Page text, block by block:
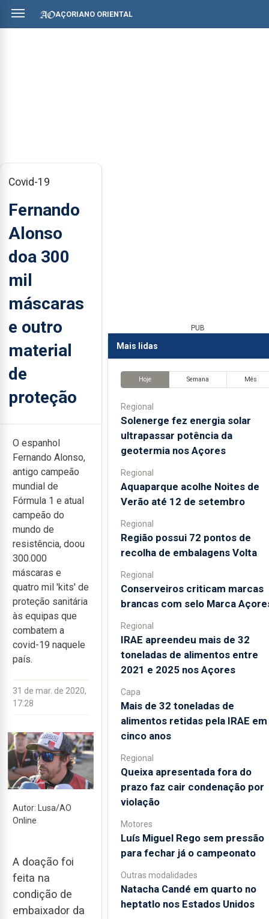
AÇORIANO ORIENTAL
Covid-19
Fernando
Alonso
doa 300
mil
máscaras
e outro
material
de
proteção
O espanhol
Fernando Alonso,
antigo campeão
mundial de
Fórmula 1 e atual
campeão do
mundo de
resistência, doou
300.000
máscaras e
quatro mil 'kits' de
proteção sanitária
às equipas que
combatem a
covid-19 naquele
país.
31 de mar. de 2020,
17:28
Autor: Lusa/AO
Online
A doação foi
feita na
condição de
embaixador da
PUB
Mais lidas
Hoje Semana Mês
Regional
Solenerge fez energia solar
ultrapassar potência da
geotermia nos Açores
Regional
Aquaparque acolhe Noites de
Verão até 12 de setembro
Regional
Região possui 72 pontos de
recolha de embalagens Volta
Regional
Conserveiros criticam marcas
brancas com selo Marca
Regional
IRAE apreendeu mais de 32
toneladas de alimentos entre
2021 e 2025 nos Açores
Capa
Mais de 32 toneladas de
alimentos retidas pela IRAE em
cinco anos
Regional
Queixa apresentada fora do
prazo faz cair condenação por
violação
Motores
Luís Miguel Rego sem pressão
para fechar já o campeonato
Outras modalidades
Natacha Candé em quarto no
heptatlo nos Estados Unidos